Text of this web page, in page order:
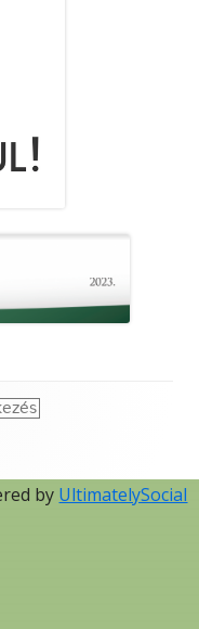
by UltimatelySocial